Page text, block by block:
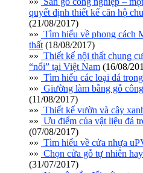
quyết định thiết kế căn hộ
(21/08/2017)
»» Tìm hiểu về phong cách
thất (18/08/2017)
»» Thiết kế nội thất chung
“nổi” tại Việt Nam (16/08/
»» Tìm hiểu các loại đá
»» Giường làm bằng gỗ
(11/08/2017)
»» Thiết kế vườn và cây
»» Ưu điểm của vật liệu đá
(07/08/2017)
»» Tìm hiểu về cửa nhựa
»» Chọn cửa gỗ tự nhiên
(31/07/2017)